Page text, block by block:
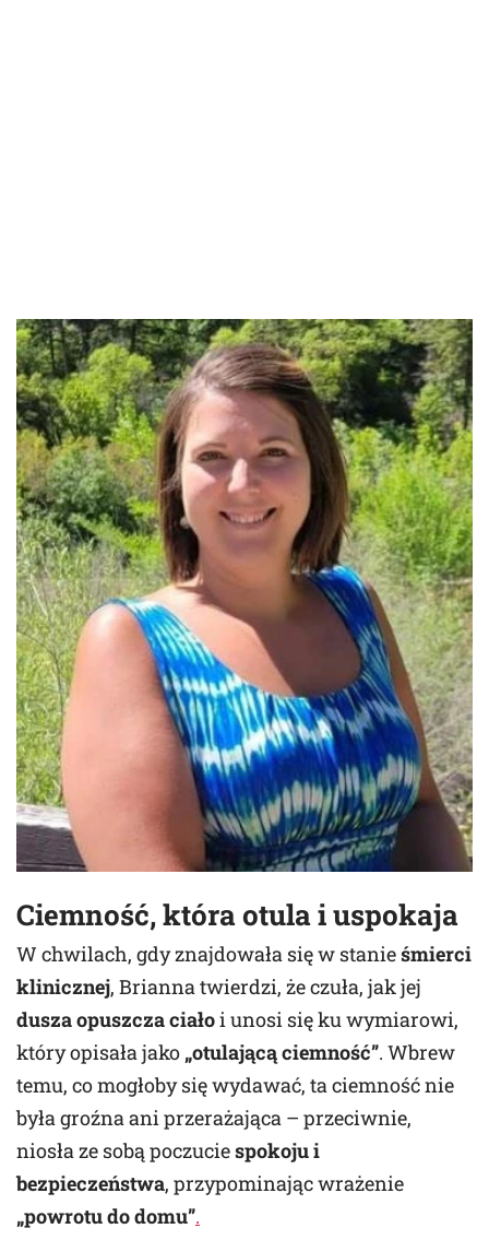
Ciemność, która otula i uspokaja
W chwilach, gdy znajdowała się w stanieśmierci
klinicznej, Brianna twierdzi, że czuła, jak jej
dusza opuszcza ciałoi unosi się ku wymiarowi,
który opisała jako „otulającą ciemność”. Wbrew
temu, co mogłoby się wydawać, ta ciemność nie
była groźna ani przerażająca – przeciwnie,
niosła ze sobą poczuciespokoju i
bezpieczeństwa, przypominając wrażenie
„powrotu do domu”.